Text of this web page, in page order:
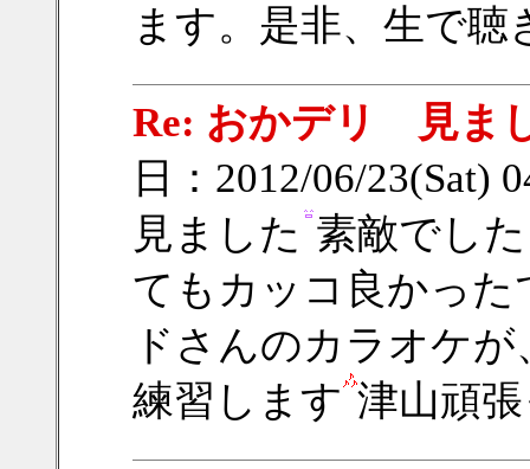
ます。是非、生で聴
Re: おかデリ 見ま
日：2012/06/23(Sat)
見ました 素敵でし
てもカッコ良かった
ドさんのカラオケ
練習します 津山頑